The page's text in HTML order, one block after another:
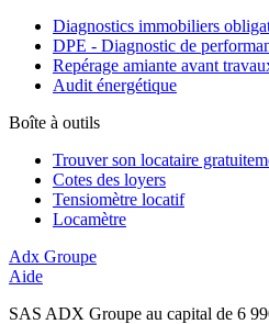
Diagnostics immobiliers
DPE - Diagnostic de
Repérage amiante avant
Audit énergétique
Boîte à outils
Trouver son locataire
Cotes des loyers
Tensiomètre locatif
Locamètre
Adx Groupe
Aide
SAS ADX Groupe au capital de 6